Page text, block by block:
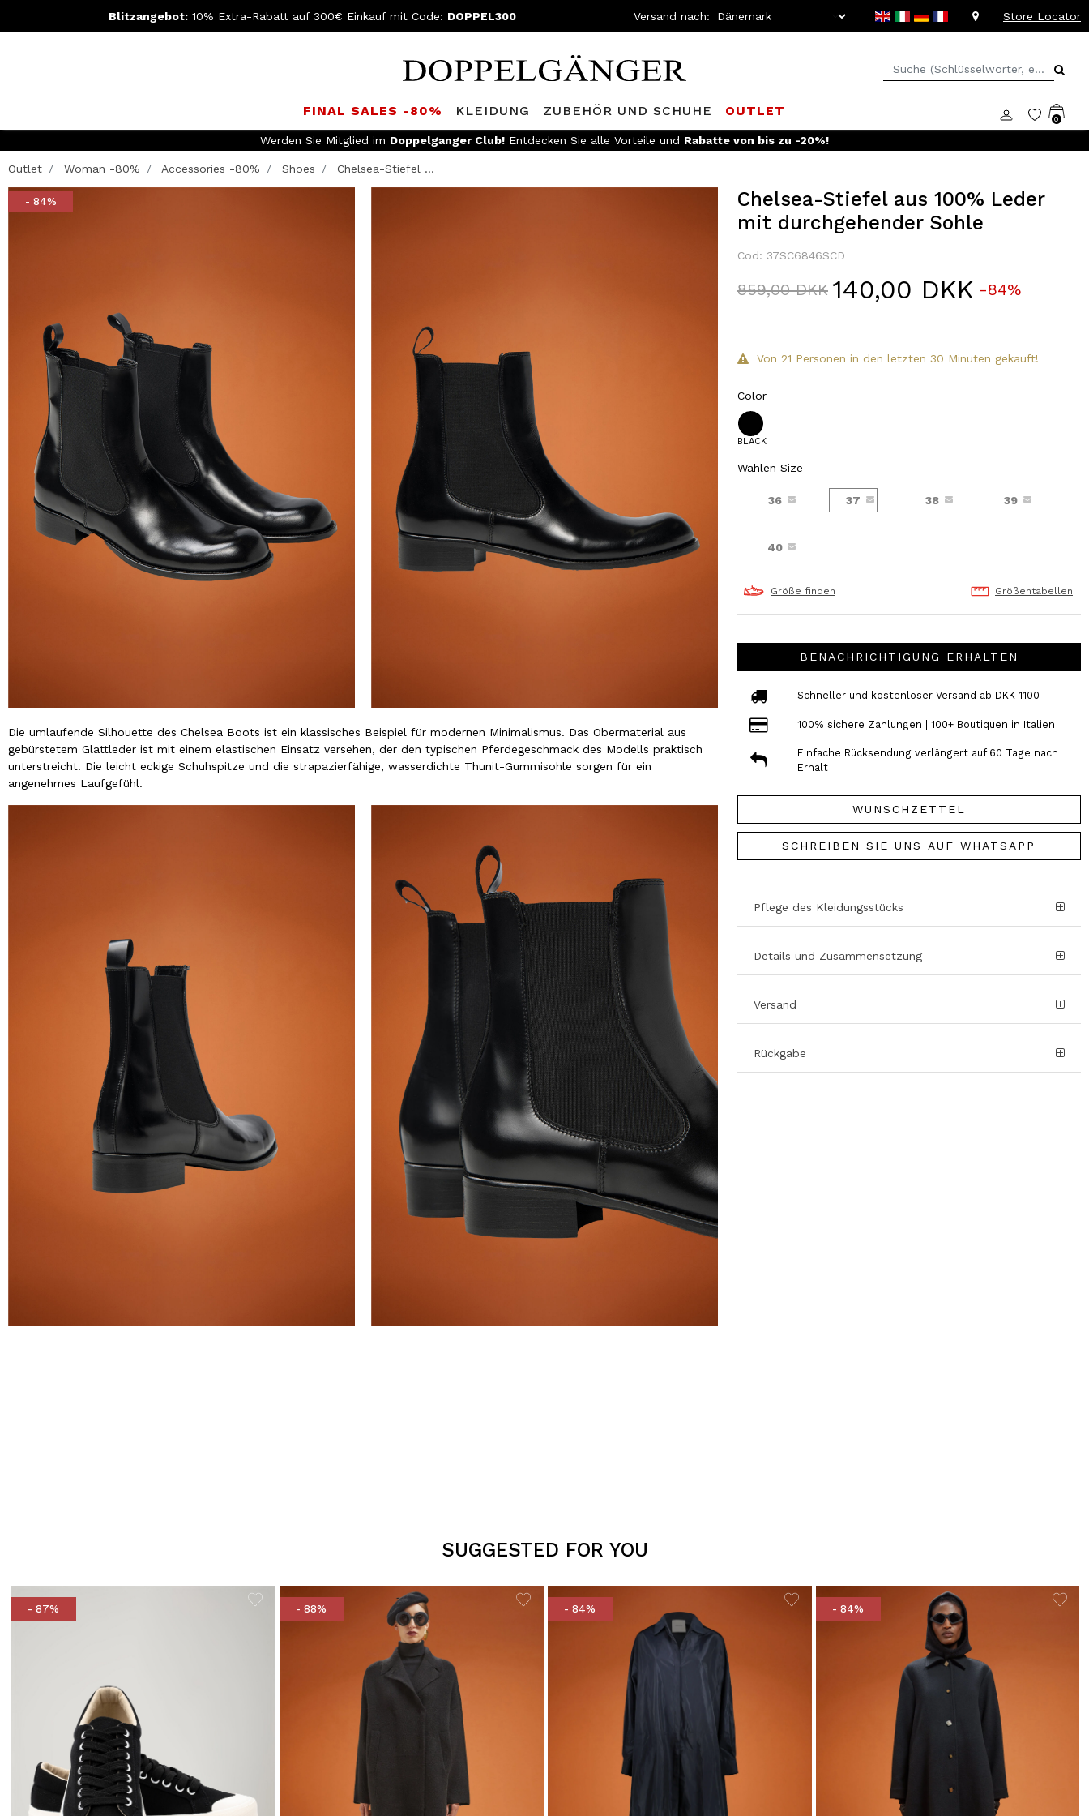
Blitzangebot: 10% Extra-Rabatt auf 300€ Einkauf mit Code: DOPPEL300 Versand nach: Store Locator
FINAL SALES -80% KLEIDUNG ZUBEHÖR UND SCHUHE OUTLET
0
KOSTENLOSER VERSAND- Für Bestellungen über DKK 1100 und einfache Rückgabe
Outlet Woman -80% Accessories -80% Shoes Chelsea-Stiefel ...
- 84%
Die umlaufende Silhouette des Chelsea Boots ist ein klassisches Beispiel für modernen Minimalismus. Das Obermaterial aus
gebürstetem Glattleder ist mit einem elastischen Einsatz versehen, der den typischen Pferdegeschmack des Modells praktisch
unterstreicht. Die leicht eckige Schuhspitze und die strapazierfähige, wasserdichte Thunit-Gummisohle sorgen für ein
angenehmes Laufgefühl.
Chelsea-Stiefel aus 100% Leder
mit durchgehender Sohle
Cod: 37SC6846SCD
Price reduced from
859,00 DKKto
140,00 DKK -84%
Von 21 Personen in den letzten 30 Minuten gekauft!
Color
BLACK
Wählen Size
36 37 38 39
40
Größe finden Größentabellen
BENACHRICHTIGUNG ERHALTEN
Schneller und kostenloser Versand ab DKK 1100
100% sichere Zahlungen | 100+ Boutiquen in Italien
Einfache Rücksendung verlängert auf 60 Tage nach
Erhalt
WUNSCHZETTEL
SCHREIBEN SIE UNS AUF WHATSAPP
Pflege des Kleidungsstücks
Details und Zusammensetzung
Versand
Rückgabe
SUGGESTED FOR YOU
- 87% - 88% - 84% - 84%